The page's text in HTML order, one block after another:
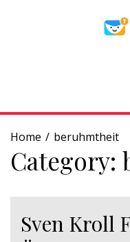
Home beruhmtheit
Category:
Sven Kroll